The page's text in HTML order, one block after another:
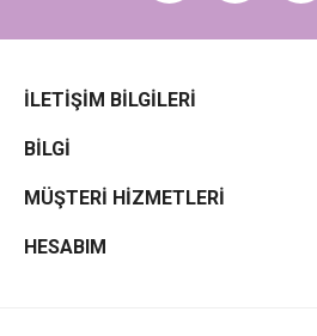
İLETIŞIM BILGILERI
BILGI
MÜŞTERI HIZMETLERI
HESABIM